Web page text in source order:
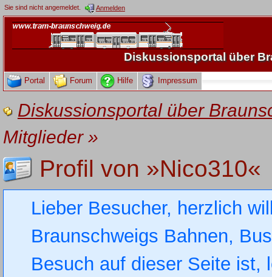
Sie sind nicht angemeldet. Anmelden
Diskussionsportal über
Portal Forum Hilfe Impressum
Diskussionsportal über
Mitglieder»
Profil von »Nico310«
Lieber Besucher, herzlich
Braunschweigs Bahnen,
Besuch auf dieser Seite